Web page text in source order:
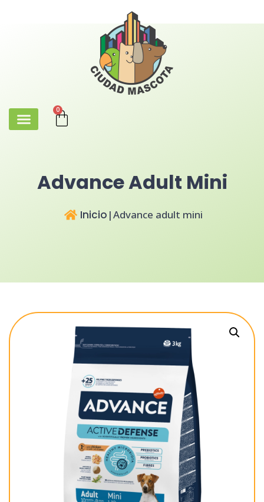
0
Advance Adult Mini
Inicio |Advance adult mini